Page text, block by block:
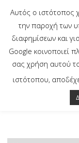
Αυτός ο ιστότοπος
την παροχή των
διαφημίσεων και
Google κοινοποιεί
σας χρήση αυτού
ιστότοπου,